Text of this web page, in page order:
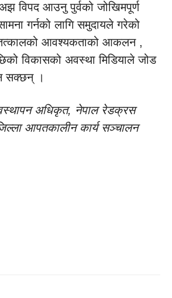
विपद आउनु पुर्वको जोखिमपूर्ण
गर्नको लागि समुदायले गरेको
तत्कालको आवश्यकताको आकलन ,
विकासको अवस्था मिडियाले जोड
सक्छन् ।
अधिकृत, नेपाल रेडक्रस
आपतकालीन कार्य सञ्चालन